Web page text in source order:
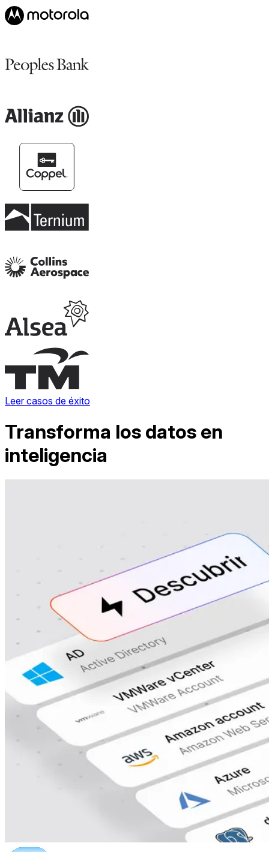
Leer casos de éxito
Transforma los datos en
inteligencia